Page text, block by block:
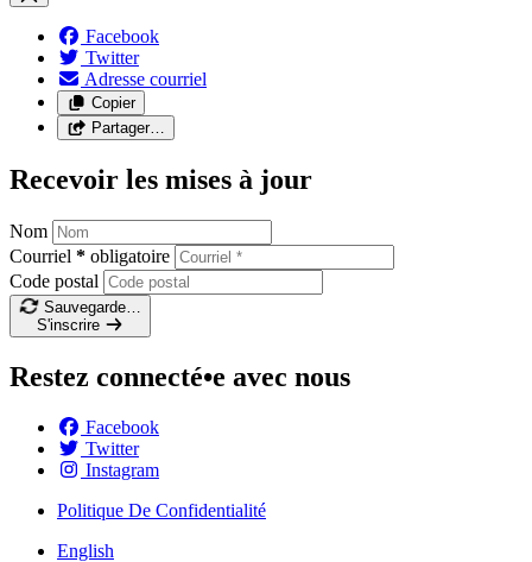
Facebook
Twitter
Adresse courriel
Copier
Partager…
Recevoir les mises à jour
Nom
Courriel * obligatoire
Code postal
Sauvegarde…
S'inscrire
Restez connecté•e avec nous
Facebook
Twitter
Instagram
Politique De Confidentialité
English